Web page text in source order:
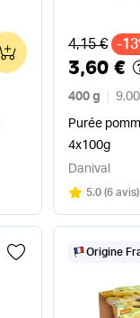
0 Ancien
4,15 € -
3,60 €
400 g
Purée
4x100g
Danival
Note
5.0sur 5
(6 avis)
Origine